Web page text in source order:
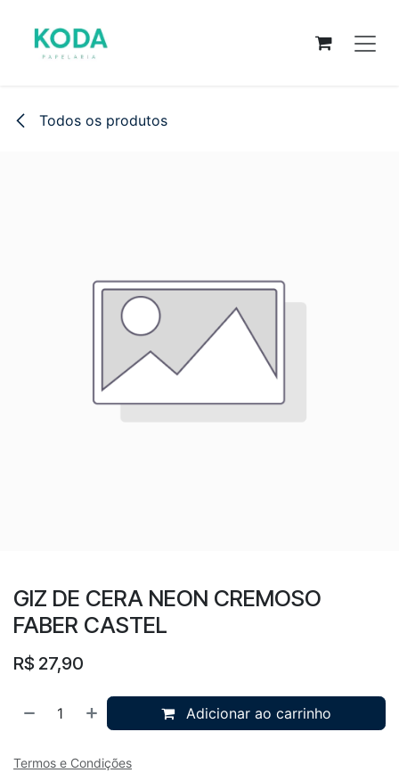
Todos os produtos
GIZ DE CERA NEON CREMOSO
FABER CASTEL
R$ 27,90
Adicionar ao carrinho
Termos e Condições